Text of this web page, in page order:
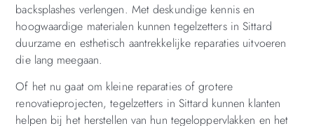
backsplashes verlengen. Met deskundige kennis en
hoogwaardige materialen kunnen tegelzetters in Sittard
duurzame en esthetisch aantrekkelijke reparaties uitvoeren
die lang meegaan.
Of het nu gaat om kleine reparaties of grotere
renovatieprojecten, tegelzetters in Sittard kunnen klanten
helpen bij het herstellen van hun tegeloppervlakken en het